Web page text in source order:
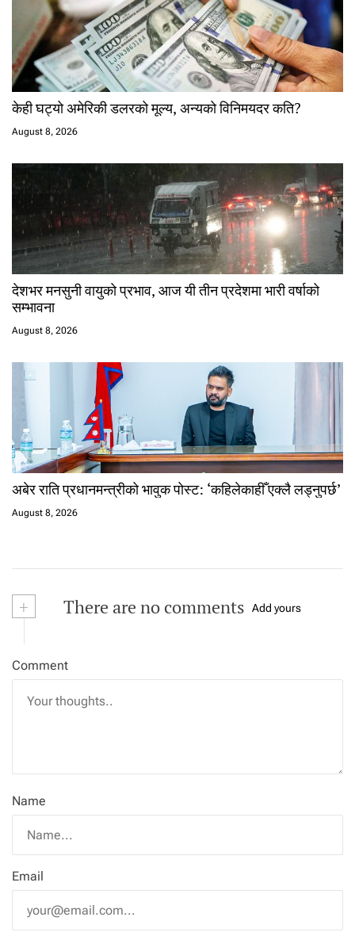
केही घट्यो अमेरिकी डलरको मूल्य, अन्यको विनिमयदर कति?
August 8, 2026
देशभर मनसुनी वायुको प्रभाव, आज यी तीन प्रदेशमा भारी वर्षाको
सम्भावना
August 8, 2026
अबेर राति प्रधानमन्त्रीको भावुक पोस्ट: ‘कहिलेकाहीँ एक्लै लड्नुपर्छ’
August 8, 2026
+ There are no comments Add yours
Comment
Name
Email